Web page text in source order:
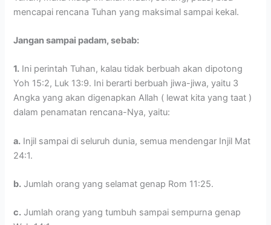
mencapai rencana Tuhan yang maksimal sampai kekal.
Jangan sampai padam, sebab:
1. Ini perintah Tuhan, kalau tidak berbuah akan dipotong
Yoh 15:2, Luk 13:9. Ini berarti berbuah jiwa-jiwa, yaitu 3
Angka yang akan digenapkan Allah ( lewat kita yang taat )
dalam penamatan rencana-Nya, yaitu:
a. Injil sampai di seluruh dunia, semua mendengar Injil Mat
24:1.
b. Jumlah orang yang selamat genap Rom 11:25.
c. Jumlah orang yang tumbuh sampai sempurna genap